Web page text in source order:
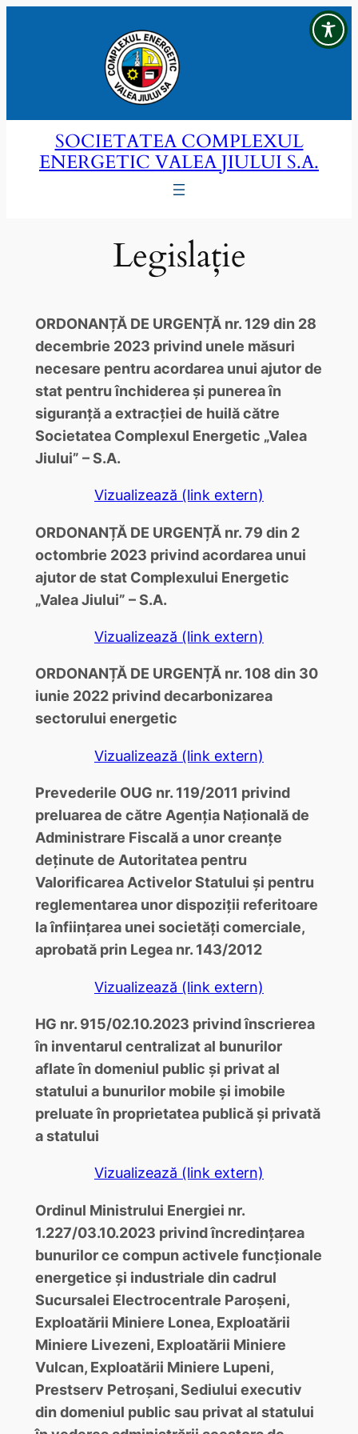
SOCIETATEA COMPLEXUL
ENERGETIC VALEA JIULUI S.A.
Legislație
ORDONANȚĂ DE URGENȚĂ nr. 129 din 28
decembrie 2023 privind unele măsuri
necesare pentru acordarea unui ajutor de
stat pentru închiderea și punerea în
siguranță a extracției de huilă către
Societatea Complexul Energetic „Valea
Jiului” – S.A.
Vizualizează (link extern)
ORDONANȚĂ DE URGENȚĂ nr. 79 din 2
octombrie 2023 privind acordarea unui
ajutor de stat Complexului Energetic
„Valea Jiului” – S.A.
Vizualizează (link extern)
ORDONANȚĂ DE URGENȚĂ nr. 108 din 30
iunie 2022 privind decarbonizarea
sectorului energetic
Vizualizează (link extern)
Prevederile OUG nr. 119/2011 privind
preluarea de către Agenția Națională de
Administrare Fiscală a unor creanțe
deținute de Autoritatea pentru
Valorificarea Activelor Statului și pentru
reglementarea unor dispoziții referitoare
la înființarea unei societăți comerciale,
aprobată prin Legea nr. 143/2012
Vizualizează (link extern)
HG nr. 915/02.10.2023 privind înscrierea
în inventarul centralizat al bunurilor
aflate în domeniul public și privat al
statului a bunurilor mobile și imobile
preluate în proprietatea publică și privată
a statului
Vizualizează (link extern)
Ordinul Ministrului Energiei nr.
1.227/03.10.2023 privind încredințarea
bunurilor ce compun activele funcționale
energetice și industriale din cadrul
Sucursalei Electrocentrale Paroșeni,
Exploatării Miniere Lonea, Exploatării
Miniere Livezeni, Exploatării Miniere
Vulcan, Exploatării Miniere Lupeni,
Prestserv Petroșani, Sediului executiv
din domeniul public sau privat al statului